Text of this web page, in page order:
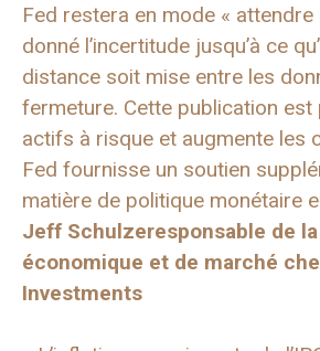
Fed restera en mode «
donné l’incertitude jusqu’à ce
distance soit mise entre les
fermeture. Cette publication
actifs à risque et augmente les
Fed fournisse un soutien
matière de politique monétaire
Jeff Schulzeresponsable de
économique et de marché
Investments